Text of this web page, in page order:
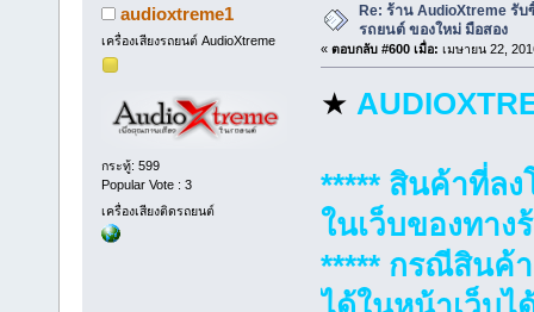
audioxtreme1
เครื่องเสียงรถยนต์ AudioXtreme
กระทู้: 599
Popular Vote : 3
เครื่องเสียงติดรถยนต์
Re: ร้าน AudioXtreme รับ
รถยนต์ ของใหม่ มือสอง
« ตอบกลับ #600 เมื่อ: เมษายน 22,
★
***** สินค้าที่ล
ในเว็บของทาง
***** กรณีสินค้